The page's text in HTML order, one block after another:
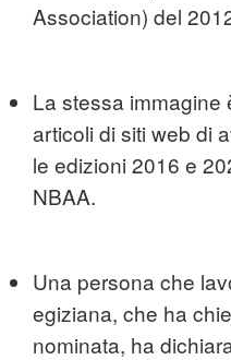
Association) del
La stessa immagine
articoli di siti web di
le edizioni 2016 e
NBAA.
Una persona che
egiziana, che ha
nominata, ha